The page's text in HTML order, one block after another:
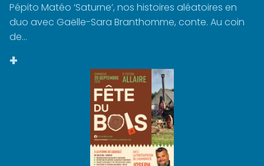
Pépito Matéo ‘Saturne’, nos histoires aléatoires en
duo avec Gaëlle-Sara Branthomme, conte. Au coin
de...
+